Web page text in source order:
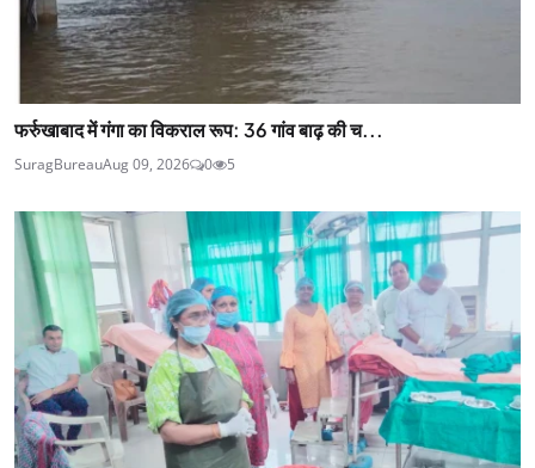
फर्रुखाबाद में गंगा का विकराल रूप: 36 गांव बाढ़ की च...
SuragBureauAug 09, 2026 0 5